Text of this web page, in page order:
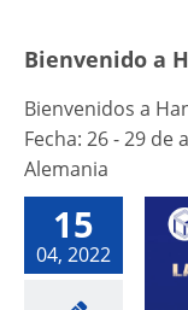
Bienvenido a
Bienvenidos a
Fecha: 26 - 29 de
Alemania
15
04, 2022